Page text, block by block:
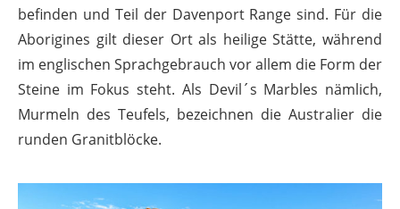
befinden und Teil der Davenport Range sind. Für die
Aborigines gilt dieser Ort als heilige Stätte, während
im englischen Sprachgebrauch vor allem die Form der
Steine im Fokus steht. Als Devil´s Marbles nämlich,
Murmeln des Teufels, bezeichnen die Australier die
runden Granitblöcke.